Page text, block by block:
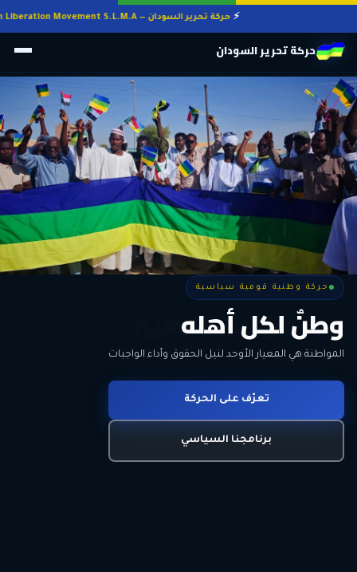
حركة تحرير السودان — Sudan Liberation Movement S.L.M.A
حركة تحرير السودان
حركة وطنية قومية سياسية
وطنٌ لكل أهله
المواطنة هي المعيار الأوحد لنيل الحقوق وأداء الواجبات
تعرّف على الحركة
برنامجنا السياسي
حركة وطنية قومية سياسية
معاً من أجل التغيير
الحرية • الوحدة • السلام • الديمقراطية
انضم للحركة
اتصل بنا